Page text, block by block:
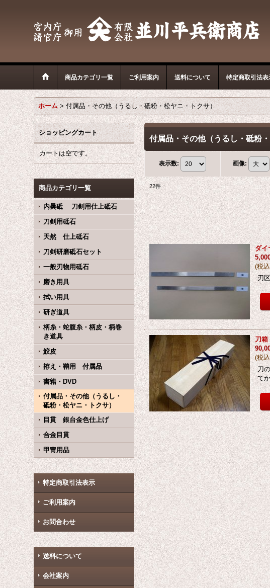
商品カテゴリ一覧 ご利用案内 送料について 特定商取引法表
ホーム > 付属品・その他（うるし・砥粉・松ヤニ・トクサ）
ショッピングカート
カートは空です。
商品カテゴリ一覧
内曇砥 刀剣用仕上砥石
刀剣用砥石
天然 仕上砥石
刀剣研磨砥石セット
一般刃物用砥石
磨き用具
拭い用具
研ぎ道具
柄糸・蛇腹糸・柄皮・柄巻
き道具
鮫皮
拵え・鞘用 付属品
書籍・DVD
付属品・その他（うるし・
砥粉・松ヤニ・トクサ）
目貫 銀台金色仕上げ
合金目貫
甲冑用品
特定商取引法表示
ご利用案内
お問合わせ
送料について
会社案内
付属品・その他（うるし・砥粉
表示数: 画像:
22件
ダイ
(税込
刃
刀
(税込
刀
て